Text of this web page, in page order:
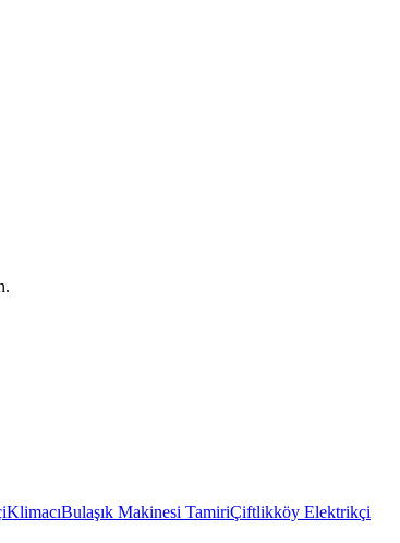
KlimacıBulaşık Makinesi TamiriÇiftlikköy Elektrikçi